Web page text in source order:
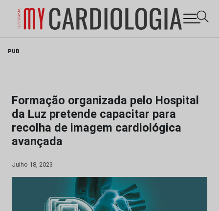
PUB
Formação organizada pelo Hospital
da Luz pretende capacitar para
recolha de imagem cardiológica
avançada
Julho 18, 2023